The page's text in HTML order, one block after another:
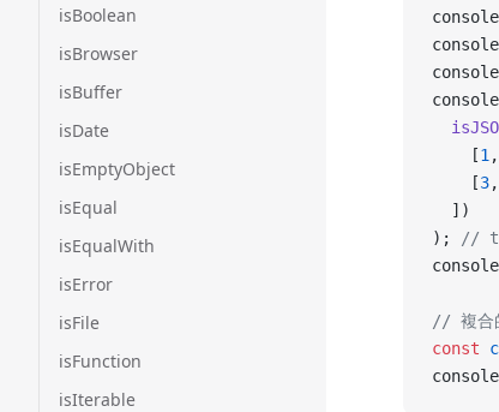
isBoolean
isBrowser
isBuffer
isDate
isEmptyObject
isEqual
isEqualWith
isError
isFile
isFunction
isIterable
    [
1 ,
    [
3,
  ])
);
//
// 複合
const